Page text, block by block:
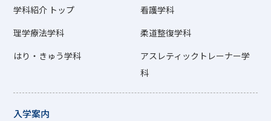
学科紹介 トップ
看護学科
理学療法学科
柔道整復学科
はり・きゅう学科
アスレティックトレーナー学
科
入学案内